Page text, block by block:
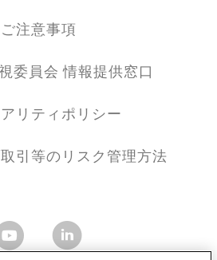
ご注意事項
委員会 情報提供窓口
リティポリシー
引等のリスク管理方法